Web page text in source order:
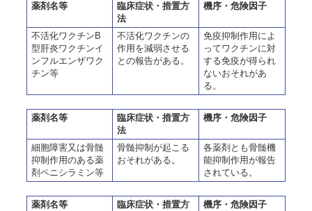
薬剤名等
臨床症状・措置方
法
機序・危険因子
不活化ワクチンB
型肝炎ワクチンイ
ンフルエンザワク
チン等
不活化ワクチンの
作用を減弱させる
との報告がある。
免疫抑制作用によ
ってワクチンに対
する免疫が得られ
ないおそれがあ
る。
薬剤名等
臨床症状・措置方
法
機序・危険因子
細胞障害又は骨髄
抑制作用のある薬
剤ペニシラミン等
骨髄抑制が起こる
おそれがある。
各薬剤とも骨髄機
能抑制作用が報告
されている。
薬剤名等 臨床症状・措置方 機序・危険因子